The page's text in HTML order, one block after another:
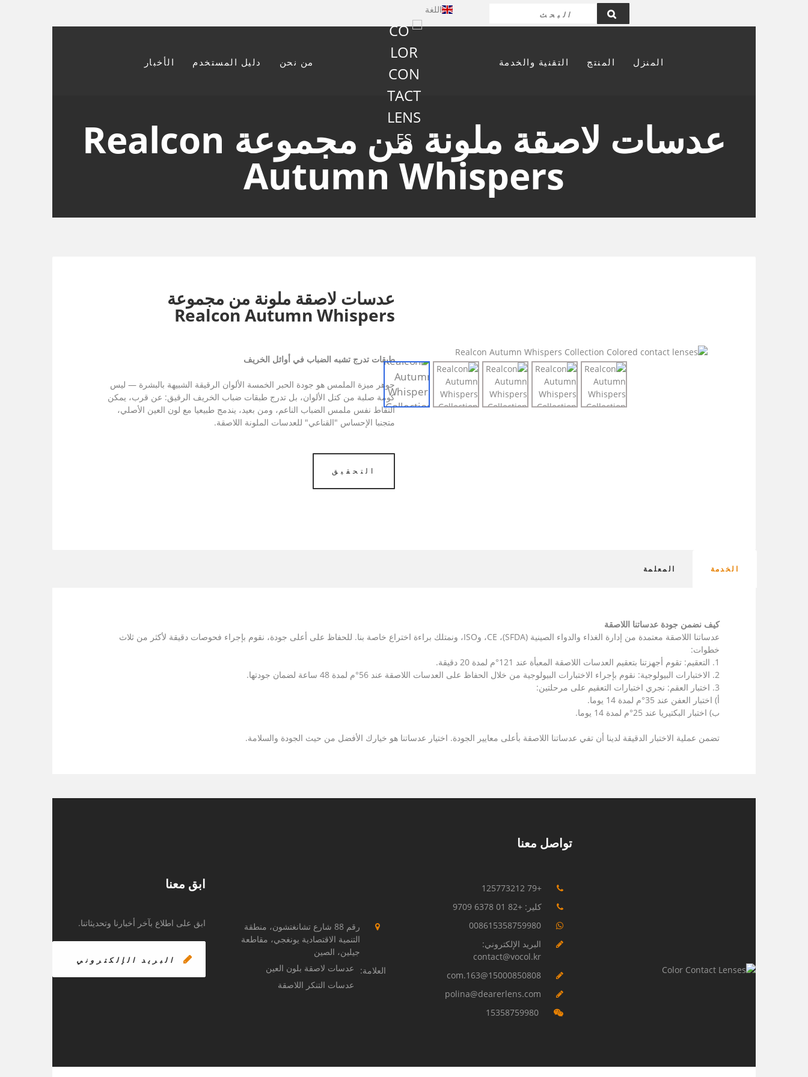
اللغة
المنزل المنتج التقنية والخدمة من نحن دليل المستخدم الأخبار
عدسات لاصقة ملونة من مجموعة Realcon
Autumn Whispers
عدسات لاصقة ملونة من مجموعة
Realcon Autumn Whispers
طبقات تدرج تشبه الضباب في أوائل الخريف
جوهر ميزة الملمس هو جودة الحبر الخمسة الألوان الرقيقة الشبيهة بالبشرة — ليس
كومة صلبة من كتل الألوان، بل تدرج طبقات ضباب الخريف الرقيق: عن قرب، يمكن
التقاط نفس ملمس الضباب الناعم، ومن بعيد، يندمج طبيعيا مع لون العين الأصلي،
متجنبا الإحساس "القناعي" للعدسات الملونة اللاصقة.
التحقيق
الخدمة المعلمة
كيف نضمن جودة عدساتنا اللاصقة
عدساتنا اللاصقة معتمدة من إدارة الغذاء والدواء الصينية (SFDA)، CE، وISO، ونمتلك براءة اختراع خاصة بنا. للحفاظ على أعلى جودة، نقوم بإجراء فحوصات دقيقة لأكثر من ثلاث
خطوات:
1. التعقيم: تقوم أجهزتنا بتعقيم العدسات اللاصقة المعبأة عند 121°م لمدة 20 دقيقة.
2. الاختبارات البيولوجية: نقوم بإجراء الاختبارات البيولوجية من خلال الحفاظ على العدسات اللاصقة عند 56°م لمدة 48 ساعة لضمان جودتها.
3. اختبار العقم: نجري اختبارات التعقيم على مرحلتين:
أ) اختبار العفن عند 35°م لمدة 14 يوما.
ب) اختبار البكتيريا عند 25°م لمدة 14 يوما.
تضمن عملية الاختبار الدقيقة لدينا أن تفي عدساتنا اللاصقة بأعلى معايير الجودة. اختيار عدساتنا هو خيارك الأفضل من حيث الجودة والسلامة.
تواصل معنا
+79 125773212
كلير: +82 01 6378 9709
008615358759980
البريد الإلكتروني:
contact@vocol.kr
15000850808@163.com
polina@dearerlens.com
15358759980
رقم 88 شارع تشانغتشون، منطقة
التنمية الاقتصادية يونغجي، مقاطعة
جيلين، الصين
العلامة:
عدسات لاصقة بلون العين
عدسات التنكر اللاصقة
ابق معنا
ابق على اطلاع بآخر أخبارنا وتحديثاتنا.